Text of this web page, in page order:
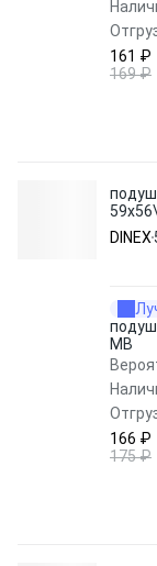
161 ₽
169 ₽
DINEX
MB
166 ₽
175 ₽